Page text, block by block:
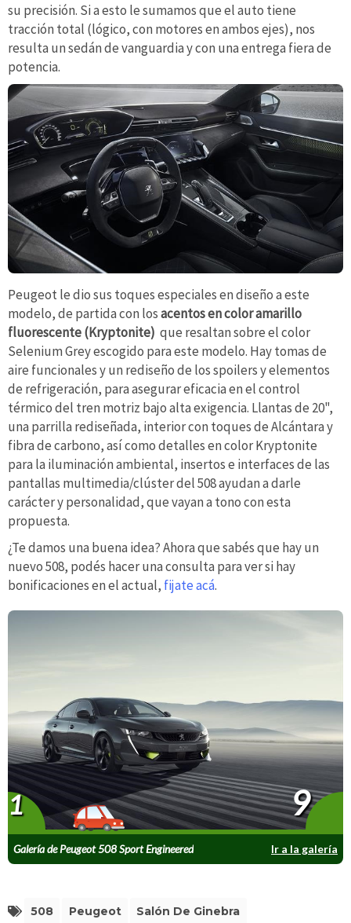
su precisión. Si a esto le sumamos que el auto tiene
tracción total (lógico, con motores en ambos ejes), nos
resulta un sedán de vanguardia y con una entrega fiera de
potencia.
Peugeot le dio sus toques especiales en diseño a este
modelo, de partida con losacentos en color amarillo
fluorescente (Kryptonite) que resaltan sobre el color
Selenium Grey escogido para este modelo. Hay tomas de
aire funcionales y un rediseño de los spoilers y elementos
de refrigeración, para asegurar eficacia en el control
térmico del tren motriz bajo alta exigencia. Llantas de 20",
una parrilla rediseñada, interior con toques de Alcántara y
fibra de carbono, así como detalles en color Kryptonite
para la iluminación ambiental, insertos e interfaces de las
pantallas multimedia/clúster del 508 ayudan a darle
carácter y personalidad, que vayan a tono con esta
propuesta.
¿Te damos una buena idea? Ahora que sabés que hay un
nuevo 508, podés hacer una consulta para ver si hay
bonificaciones en el actual, fijate acá.
Galería de Peugeot 508 Sport Engineered Ir a la galería
1 9
508 Peugeot Salón De Ginebra